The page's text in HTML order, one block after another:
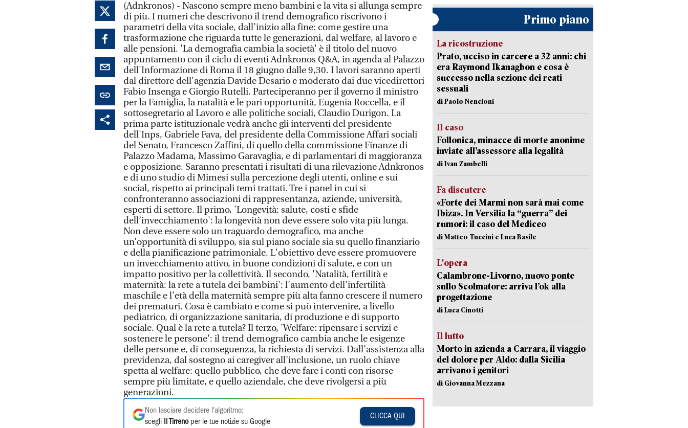
(Adnkronos) - Nascono sempre meno bambini e la vita si allunga sempre
di più. I numeri che descrivono il trend demografico riscrivono i
parametri della vita sociale, dall’inizio alla fine: come gestire una
trasformazione che riguarda tutte le generazioni, dal welfare, al lavoro e
alle pensioni. 'La demografia cambia la società' è il titolo del nuovo
appuntamento con il ciclo di eventi Adnkronos Q&A, in agenda al Palazzo
dell'Informazione di Roma il 18 giugno dalle 9,30. I lavori saranno aperti
dal direttore dell'agenzia Davide Desario e moderato dai due vicedirettori
Fabio Insenga e Giorgio Rutelli. Parteciperanno per il governo il ministro
per la Famiglia, la natalità e le pari opportunità, Eugenia Roccella, e il
sottosegretario al Lavoro e alle politiche sociali, Claudio Durigon. La
prima parte istituzionale vedrà anche gli interventi del presidente
dell'Inps, Gabriele Fava, del presidente della Commissione Affari sociali
del Senato, Francesco Zaffini, di quello della commissione Finanze di
Palazzo Madama, Massimo Garavaglia, e di parlamentari di maggioranza
e opposizione. Saranno presentati i risultati di una rilevazione Adnkronos
e di uno studio di Mimesi sulla percezione degli utenti, online e sui
social, rispetto ai principali temi trattati. Tre i panel in cui si
confronteranno associazioni di rappresentanza, aziende, università,
esperti di settore. Il primo, 'Longevità: salute, costi e sfide
dell’invecchiamento': la longevità non deve essere solo vita più lunga.
Non deve essere solo un traguardo demografico, ma anche
un’opportunità di sviluppo, sia sul piano sociale sia su quello finanziario
e della pianificazione patrimoniale. L'obiettivo deve essere promuovere
un invecchiamento attivo, in buone condizioni di salute, e con un
impatto positivo per la collettività. Il secondo, 'Natalità, fertilità e
maternità: la rete a tutela dei bambini': l’aumento dell’infertilità
maschile e l’età della maternità sempre più alta fanno crescere il numero
dei prematuri. Cosa è cambiato e come si può intervenire, a livello
pediatrico, di organizzazione sanitaria, di produzione e di supporto
sociale. Qual è la rete a tutela? Il terzo, 'Welfare: ripensare i servizi e
sostenere le persone': il trend demografico cambia anche le esigenze
delle persone e, di conseguenza, la richiesta di servizi. Dall’assistenza alla
previdenza, dal sostegno ai caregiver all’inclusione, un ruolo chiave
spetta al welfare: quello pubblico, che deve fare i conti con risorse
sempre più limitate, e quello aziendale, che deve rivolgersi a più
generazioni.
Non lasciare decidere l'algoritmo:
scegli
Il Tirrenoper le tue notizie su Google
CLICCA QUI
Primo piano
La ricostruzione
Prato, ucciso in carcere a 32 anni: chi
era Raymond Ikanagbon e cosa è
successo nella sezione dei reati
sessuali
di Paolo Nencioni
Il caso
Follonica, minacce di morte anonime
inviate all’assessore alla legalità
di Ivan Zambelli
Fa discutere
«Forte dei Marmi non sarà mai come
Ibiza». In Versilia la “guerra” dei
rumori: il caso del Mediceo
di Matteo Tuccini e Luca Basile
L'opera
Calambrone-Livorno, nuovo ponte
sullo Scolmatore: arriva l’ok alla
progettazione
di Luca Cinotti
Il lutto
Morto in azienda a Carrara, il viaggio
del dolore per Aldo: dalla Sicilia
arrivano i genitori
di Giovanna Mezzana